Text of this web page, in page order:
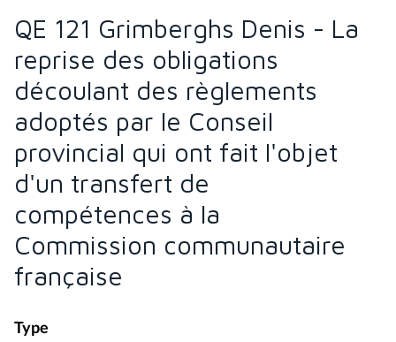
QE 121 Grimberghs Denis - La
reprise des obligations
découlant des règlements
adoptés par le Conseil
provincial qui ont fait l'objet
d'un transfert de
compétences à la
Commission communautaire
française
Type